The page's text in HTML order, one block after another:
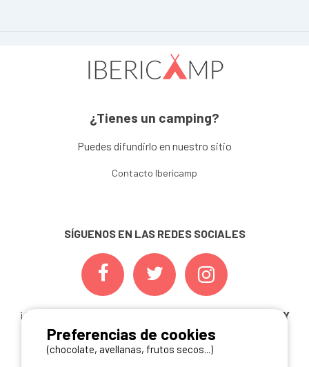
¿Tienes un camping?
Puedes difundirlo en nuestro sitio
Contacto Ibericamp
SÍGUENOS EN LAS REDES SOCIALES
¡ Y NO TE PIERDAS NUESTRAS
OFERTAS, CONCURSOS Y
NOVEDADESINSCRIBIÉNDOTE A NUESTRA
NEWSLETTER!
Preferencias de cookies
(chocolate, avellanas, frutos secos...)